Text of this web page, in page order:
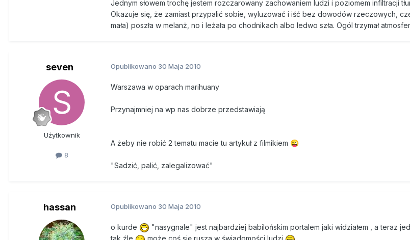
Jednym słowem trochę jestem rozczarowany zachowaniem ludzi i poziomem infiltracji
Okazuje się, że zamiast przypalić sobie, wyluzować i iść bez dowodów rzeczowych,
mała) poszła w melanż, no i leżała po chodnikach albo ledwo szła. Ogól trzymał
seven
Użytkownik
8
Opublikowano 30 Maja 2010
Warszawa w oparach marihuany
Przynajmniej na wp nas dobrze przedstawiają
A żeby nie robić 2 tematu macie tu artykuł z filmikiem 😜
"Sadzić, palić, zalegalizować"
hassan Opublikowano 30 Maja 2010
o kurde
"nasygnale" jest najbardziej babilońskim portalem jaki widziałem , a teraz